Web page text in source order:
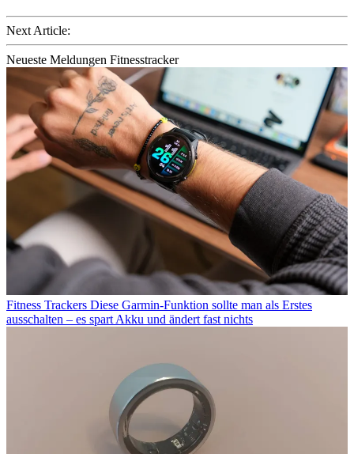
Next Article:
Neueste Meldungen Fitnesstracker
Fitness Trackers Diese Garmin-Funktion sollte man als Erstes
ausschalten – es spart Akku und ändert fast nichts